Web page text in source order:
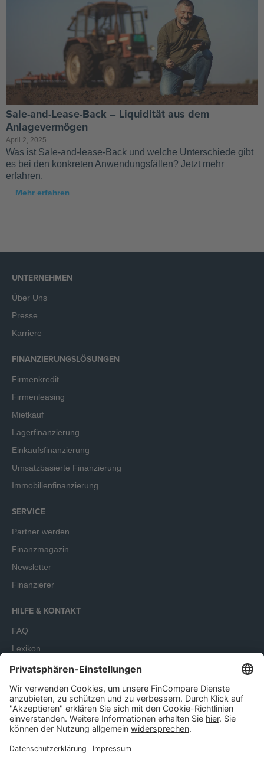
Sale-and-Lease-Back – Liquidität aus dem
Anlagevermögen
April 2, 2025
Was ist Sale-and-lease-Back und welche Unterschiede gibt
es bei den konkreten Anwendungsfällen? Jetzt mehr
erfahren.
Mehr erfahren
UNTERNEHMEN
Über Uns
Presse
Karriere
FINANZIERUNGSLÖSUNGEN
Firmenkredit
Firmenleasing
Mietkauf
Lagerfinanzierung
Einkaufsfinanzierung
Umsatzbasierte Finanzierung
Immobilienfinanzierung
SERVICE
Partner werden
Finanzmagazin
Newsletter
Finanzierer
HILFE & KONTAKT
FAQ
Lexikon
Terminbuchung